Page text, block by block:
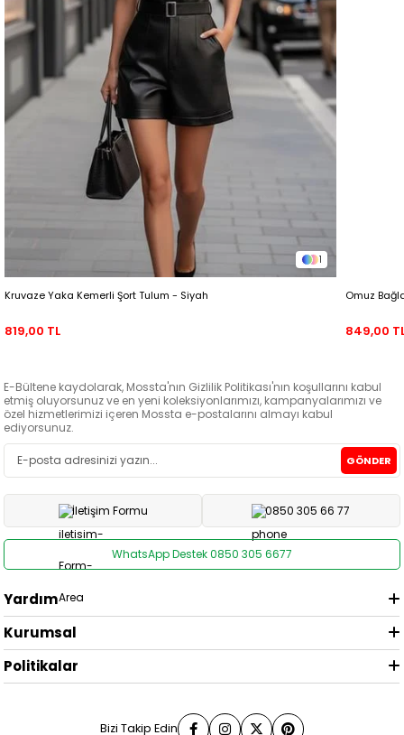
1
Kruvaze Yaka Kemerli Şort Tulum - Siyah
819,00 TL
Omuz
849,00
E-Bültene kaydolarak, Mossta'nın Gizlilik Politikası'nın koşullarını kabul
etmiş oluyorsunuz ve en yeni koleksiyonlarımızı, kampanyalarımızı ve
özel hizmetlerimizi içeren Mossta e-postalarını almayı kabul
ediyorsunuz.
GÖNDER
İletişim Formu 0850 305 66 77
WhatsApp Destek 0850 305 6677
Yardım
Kurumsal
Politikalar
Bizi Takip Edin